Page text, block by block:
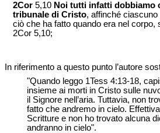
2Cor 5,10 Noi tutti infatti dobbiamo
tribunale di Cristo, affinché
ciò che ha fatto quando era nel corpo,
2Cor 5,10;
In riferimento a questo punto l’autore
"Quando leggo 1Tess 4:13-18,
insieme ai morti in Cristo sulle
il Signore nell’aria. Tuttavia, non
fatto che andremo in cielo.
Scritture e non ho trovato alcuna
andranno in cielo".